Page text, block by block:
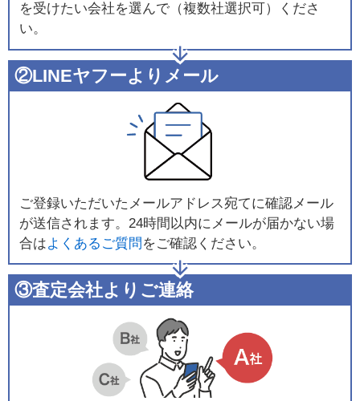
を受けたい会社を選んで（複数社選択可）くださ
い。
②LINEヤフーよりメール
ご登録いただいたメールアドレス宛てに確認メール
が送信されます。24時間以内にメールが届かない場
合はよくあるご質問 をご確認ください。
③査定会社よりご連絡